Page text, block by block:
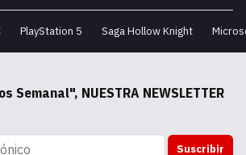
PlayStation 5 Saga Hollow Knight
Semanal", NUESTRA NEWSLETTER
Suscribir